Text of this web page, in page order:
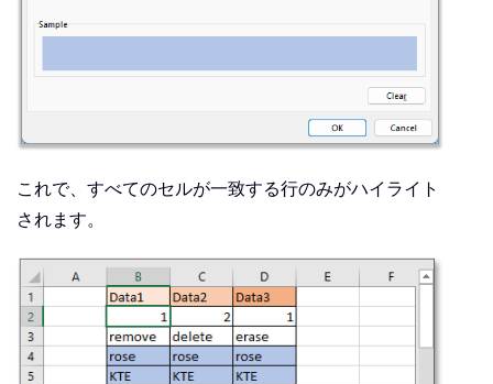
これで、すべてのセルが一致する行のみがハイライト
されます。